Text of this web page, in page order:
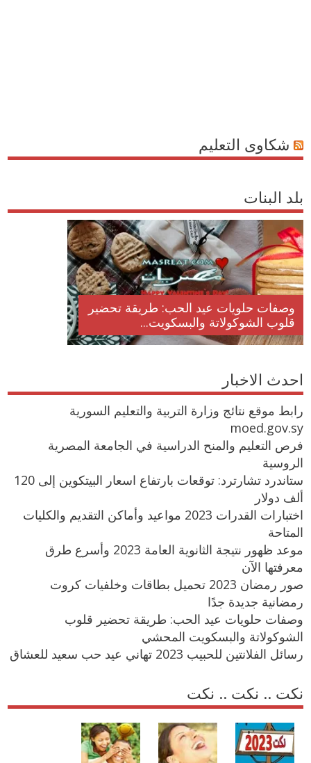
شكاوى التعليم
بلد البنات
وصفات حلويات عيد الحب: طريقة تحضير
قلوب الشوكولاتة والبسكويت...
احدث الاخبار
رابط موقع نتائج وزارة التربية والتعليم السورية
moed.gov.sy
فرص التعليم والمنح الدراسية في الجامعة المصرية
الروسية
ستاندرد تشارترد: توقعات بارتفاع اسعار البيتكوين إلى 120
ألف دولار
اختبارات القدرات 2023 مواعيد وأماكن التقديم والكليات
المتاحة
موعد ظهور نتيجة الثانوية العامة 2023 وأسرع طرق
معرفتها الآن
صور رمضان 2023 تحميل بطاقات وخلفيات كروت
رمضانية جديدة جدًا
وصفات حلويات عيد الحب: طريقة تحضير قلوب
الشوكولاتة والبسكويت المحشي
رسائل الفلانتين للحبيب 2023 تهاني عيد حب سعيد للعشاق
نكت .. نكت .. نكت